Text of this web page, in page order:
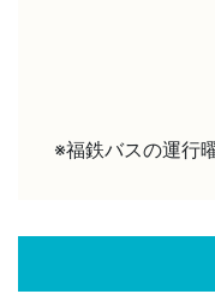
※福鉄バスの運行